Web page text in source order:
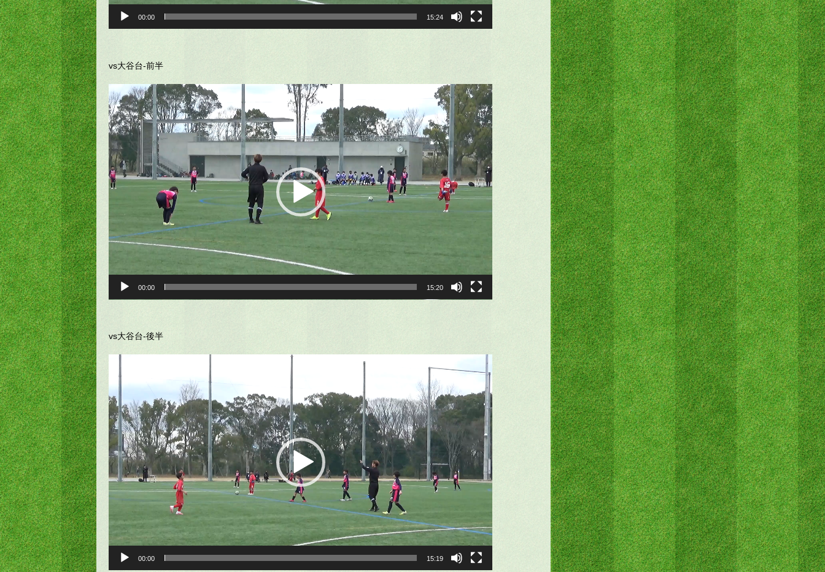
00:00 15:24
vs大谷台-前半
動
画
プ
レ
ー
ヤ
00:00 15:20
vs大谷台-後半
プ
レ
ー
ヤ
ー
00:00 15:19